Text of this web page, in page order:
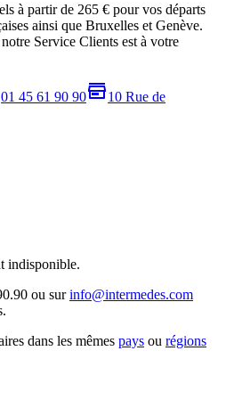
à partir de 265 € pour vos départs
ainsi que Bruxelles et Genève.
Service Clients est à votre
01 45 61 90 90
10 Rue de
indisponible.
ou surinfo@intermedes.com
dans les mêmes pays ou régions